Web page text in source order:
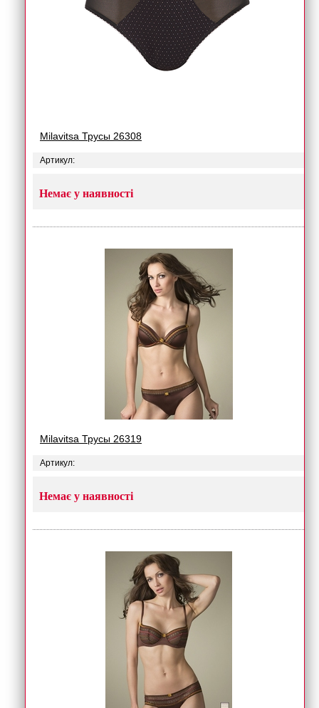
Milavitsa Трусы 26308
Артикул:
Немає у наявності
Milavitsa Трусы 26319
Артикул:
Немає у наявності